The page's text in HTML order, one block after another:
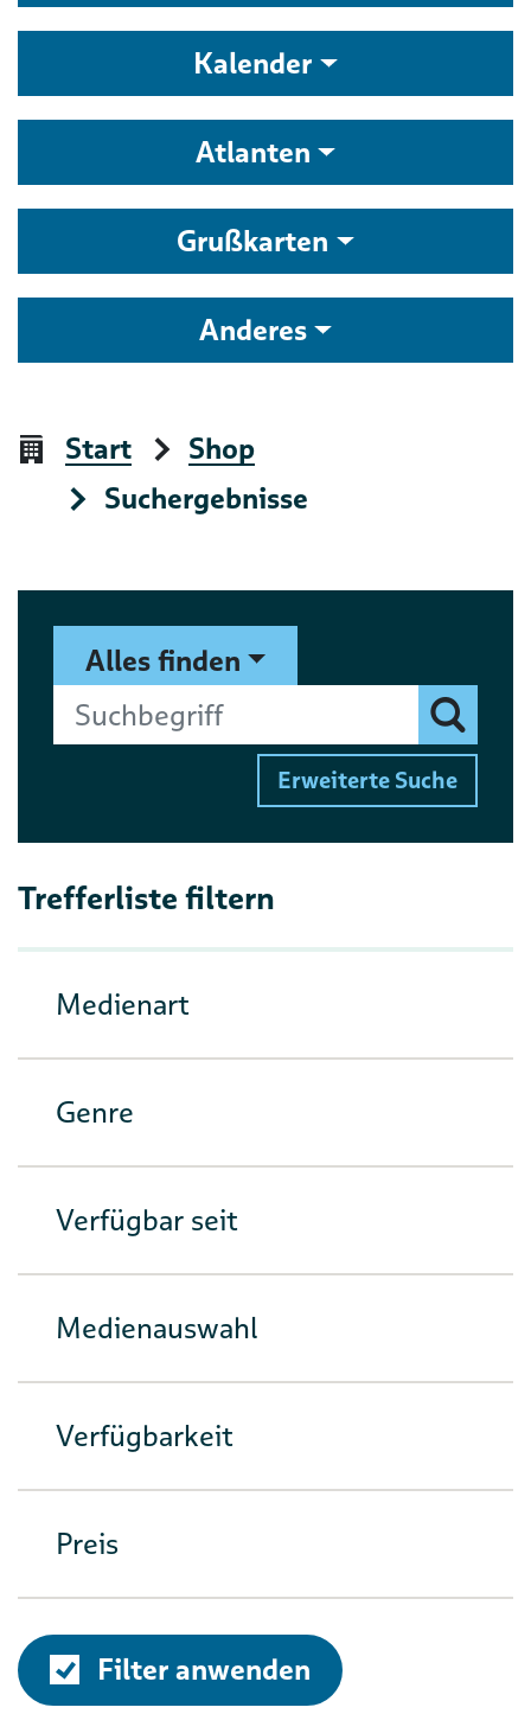
Kalender
Atlanten
Grußkarten
Anderes
Start
Shop
Suchergebnisse
Suchformular
Alles finden
Suchbegriff
Finden
Erweiterte Suche
Trefferliste filtern
Medienart
Genre
Verfügbar seit
Medienauswahl
Verfügbarkeit
Preis
Filter anwenden